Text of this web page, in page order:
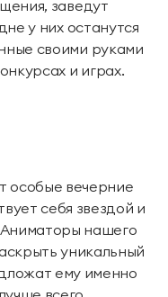
заведут
у них останутся
своими руками
и играх.
особые вечерние
себя звездой и
Аниматоры нашего
уникальный
ему именно